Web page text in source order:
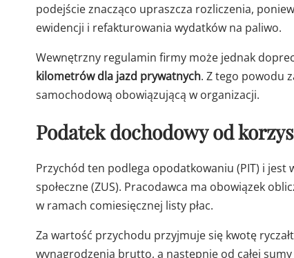
podejście znacząco upraszcza rozliczenia,
ewidencji i refakturowania wydatków na paliwo.
Wewnętrzny regulamin firmy może jednak
kilometrów dla jazd prywatnych. Z tego powodu
samochodową obowiązującą w organizacji.
Podatek dochodowy od
Przychód ten podlega opodatkowaniu (PIT) i jest
społeczne (ZUS). Pracodawca ma obowiązek
w ramach comiesięcznej listy płac.
Za wartość przychodu przyjmuje się kwotę
wynagrodzenia brutto, a następnie od całej